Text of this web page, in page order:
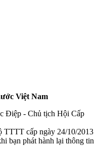
Việt Nam
Điệp - Chủ tịch Hội Cấp
TTTT cấp ngày 24/10/2013
bạn phát hành lại thông tin